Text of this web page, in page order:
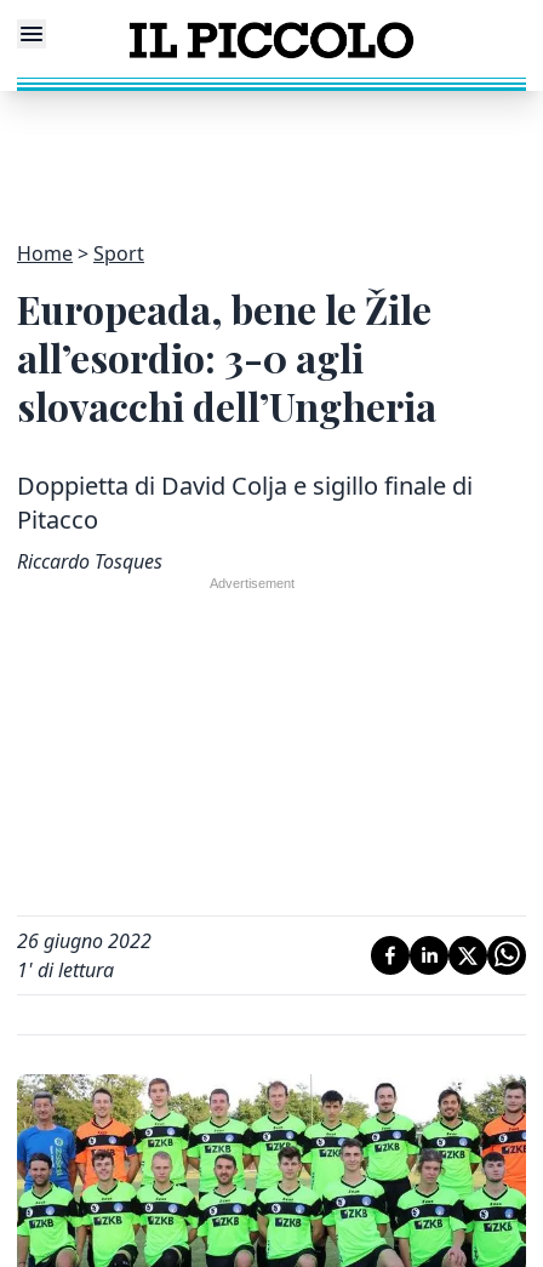
Home Sport
Europeada, bene le Žile
all’esordio: 3-0 agli
slovacchi dell’Ungheria
Doppietta di David Colja e sigillo finale di
Pitacco
Riccardo Tosques
26 giugno 2022
1' di lettura